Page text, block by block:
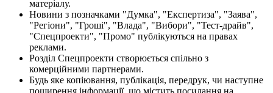
матеріалу.
Новини з позначками "Думка", "Експертиза", "Заява",
"Регіони", "Гроші", "Влада", "Вибори", "Тест-драйв",
"Спецпроекти", "Промо" публікуються на правах
реклами.
Розділ Спецпроекти створюється спільно з
комерційними партнерами.
Будь яке копіювання, публікація, передрук, чи наступне
поширення інформації, що містить посилання на